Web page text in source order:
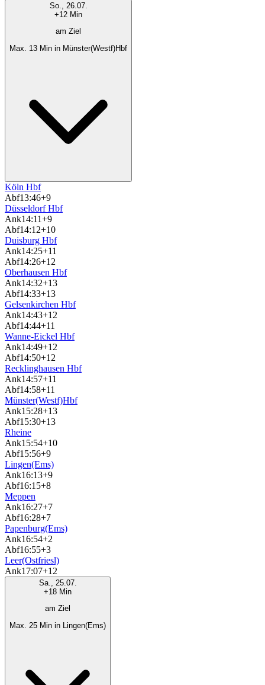
So., 26.07.
+12 Min
am Ziel
Max. 13 Min in Münster(Westf)Hbf
Köln Hbf
Abf13:46+9
Düsseldorf Hbf
Ank14:11+9
Abf14:12+10
Duisburg Hbf
Ank14:25+11
Abf14:26+12
Oberhausen Hbf
Ank14:32+13
Abf14:33+13
Gelsenkirchen Hbf
Ank14:43+12
Abf14:44+11
Wanne-Eickel Hbf
Ank14:49+12
Abf14:50+12
Recklinghausen Hbf
Ank14:57+11
Abf14:58+11
Münster(Westf)Hbf
Ank15:28+13
Abf15:30+13
Rheine
Ank15:54+10
Abf15:56+9
Lingen(Ems)
Ank16:13+9
Abf16:15+8
Meppen
Ank16:27+7
Abf16:28+7
Papenburg(Ems)
Ank16:54+2
Abf16:55+3
Leer(Ostfriesl)
Ank17:07+12
Sa., 25.07.
+18 Min
am Ziel
Max. 25 Min in Lingen(Ems)